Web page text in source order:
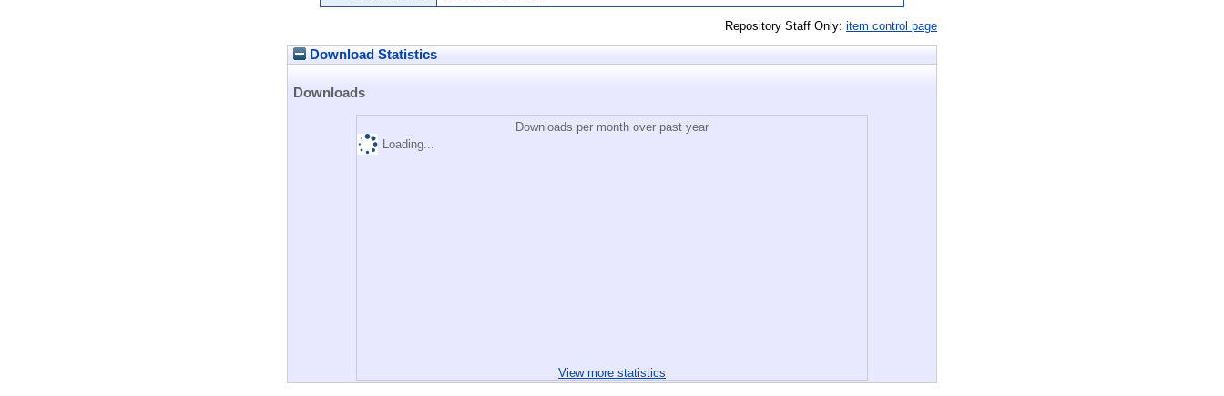
Repository Staff Only: item control page
Download Statistics
Downloads
Downloads per month over past year
Loading...
View more statistics